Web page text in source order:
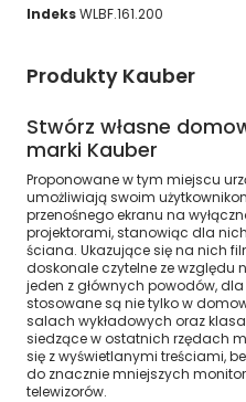
IndeksWLBF.161.200
Produkty Kauber
Stwórz własne
marki Kauber
Proponowane w tym miejscu
umożliwiają swoim
przenośnego ekranu na
projektorami, stanowiąc dla nich
ściana. Ukazujące się na nich
doskonale czytelne ze względu
jeden z głównych powodów,
stosowane są nie tylko w
salach wykładowych oraz
siedzące w ostatnich rzędach
się z wyświetlanymi treściami,
do znacznie mniejszych
telewizorów.